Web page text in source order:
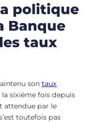
politique
Banque
taux
son taux
sixième fois depuis
attendue par le
toutefois pas